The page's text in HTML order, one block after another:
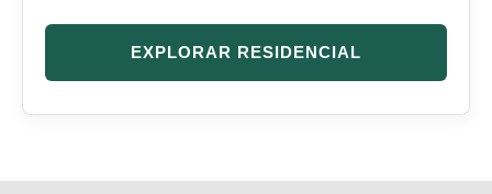
EXPLORAR RESIDENCIAL